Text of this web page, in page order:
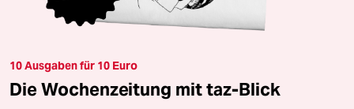
10 Ausgaben für 10 Euro
Die Wochenzeitung mit taz-Blick